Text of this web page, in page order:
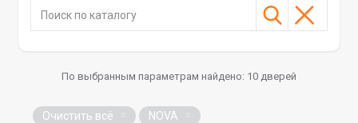
По выбранным параметрам найдено: 10 дверей
Очистить всё NOVA